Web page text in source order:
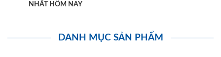
NHẤT HÔM NAY
DANH MỤC SẢN PHẨM